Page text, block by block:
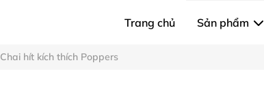
Trang chủ Sản phẩm
Chai hít kích thích Poppers